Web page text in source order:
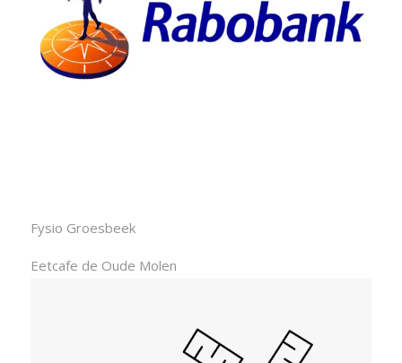
Fysio Groesbeek
Eetcafe de Oude Molen